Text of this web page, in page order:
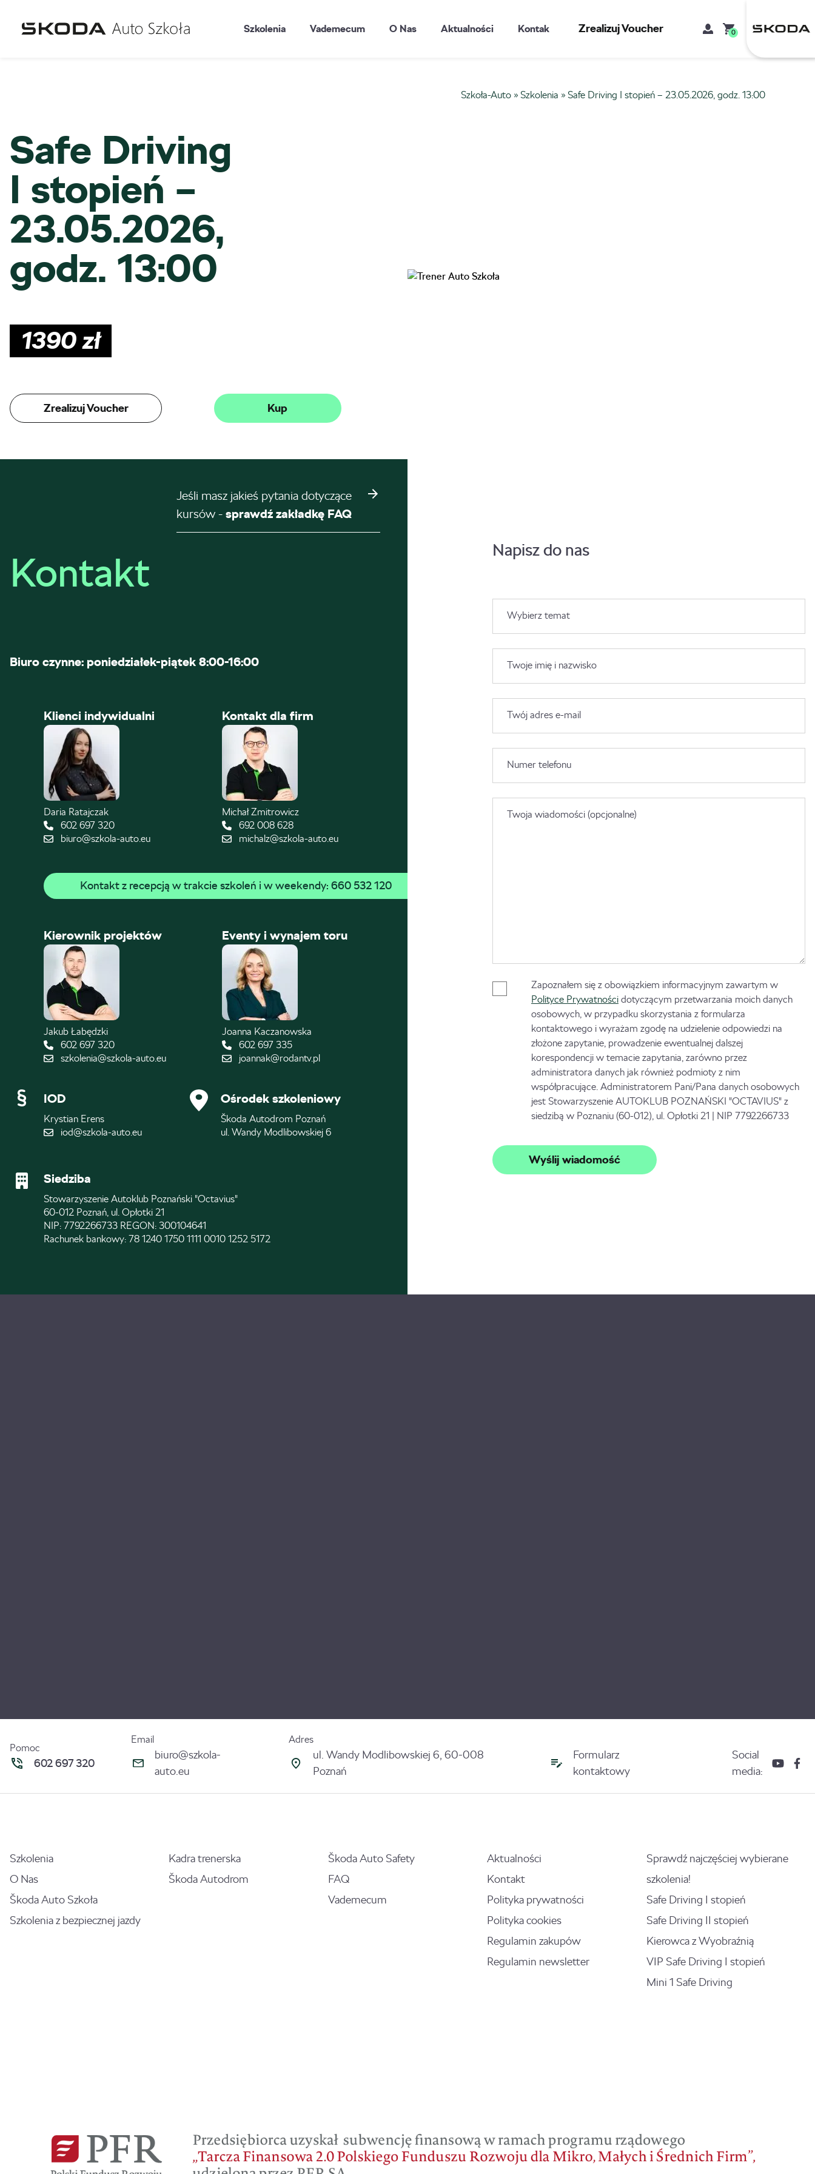
Szkolenia Vademecum O Nas Aktualności Kontakt Zrealizuj Voucher 0
Szkoła-Auto »Szkolenia »Safe Driving I stopień – 23.05.2026, godz. 13:00
Safe Driving
I stopień –
23.05.2026,
godz. 13:00
1390zł
Zrealizuj Voucher Kup
Jeśli masz jakieś pytania dotyczące
kursów - sprawdź zakładkę FAQ
Kontakt
Biuro czynne: poniedziałek-piątek 8:00-16:00
Klienci indywidualni
Daria Ratajczak
602 697 320
biuro@szkola-auto.eu
Kontakt dla firm
Michał Zmitrowicz
692 008 628
michalz@szkola-auto.eu
Kontakt z recepcją w trakcie szkoleń i w weekendy: 660 532 120
Kierownik projektów
Jakub Łabędzki
602 697 320
szkolenia@szkola-auto.eu
Eventy i wynajem toru
Joanna Kaczanowska
602 697 335
joannak@rodantv.pl
IOD
Krystian Erens
iod@szkola-auto.eu
Ośrodek szkoleniowy
Škoda Autodrom Poznań
ul. Wandy Modlibowskiej 6
Siedziba
Stowarzyszenie Autoklub Poznański "Octavius"
60-012 Poznań, ul. Opłotki 21
NIP: 7792266733 REGON: 300104641
Rachunek bankowy: 78 1240 1750 1111 0010 1252 5172
Napisz do nas
Wybierz temat
Twoje imię i nazwisko
Twój adres e-mail
Numer telefonu
Twoja wiadomości (opcjonalne)
Zapoznałem się z obowiązkiem informacyjnym zawartym w
Polityce Prywatnościdotyczącym przetwarzania moich danych
osobowych, w przypadku skorzystania z formularza
kontaktowego i wyrażam zgodę na udzielenie odpowiedzi na
złożone zapytanie, prowadzenie ewentualnej dalszej
korespondencji w temacie zapytania, zarówno przez
administratora danych jak również podmioty z nim
współpracujące. Administratorem Pani/Pana danych osobowych
jest Stowarzyszenie AUTOKLUB POZNAŃSKI "OCTAVIUS" z
siedzibą w Poznaniu (60-012), ul. Opłotki 21 | NIP 7792266733
Pomoc
602 697 320
Email
biuro@szkola-
auto.eu
Adres
ul. Wandy Modlibowskiej 6, 60-008
Poznań
Formularz
kontaktowy
Social
media:
Szkolenia
O Nas
Škoda Auto Szkoła
Szkolenia z bezpiecznej jazdy
Kadra trenerska
Škoda Autodrom
Škoda Auto Safety
FAQ
Vademecum
Aktualności
Kontakt
Polityka prywatności
Polityka cookies
Regulamin zakupów
Regulamin newsletter
Sprawdź najczęściej wybierane
szkolenia!
Safe Driving I stopień
Safe Driving II stopień
Kierowca z Wyobraźnią
VIP Safe Driving I stopień
Mini 1 Safe Driving